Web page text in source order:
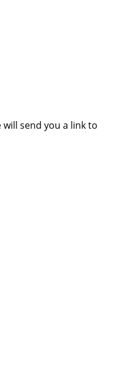
send you a link to